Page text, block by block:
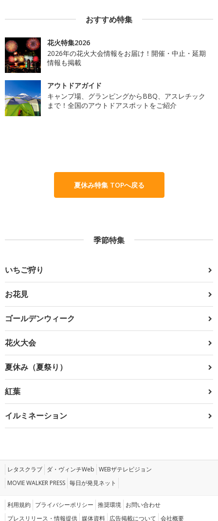
おすすめ特集
花火特集2026
2026年の花火大会情報をお届け！開催・中止・延期
情報も掲載
アウトドアガイド
キャンプ場、グランピングからBBQ、アスレチック
まで！全国のアウトドアスポットをご紹介
夏休み特集 TOPへ戻る
季節特集
いちご狩り
お花見
ゴールデンウィーク
花火大会
夏休み（夏祭り）
紅葉
イルミネーション
レタスクラブ ダ・ヴィンチWeb WEBザテレビジョン
MOVIE WALKER PRESS 毎日が発見ネット
利用規約 プライバシーポリシー 推奨環境 お問い合わせ
プレスリリース・情報提供 媒体資料 広告掲載について 会社概要